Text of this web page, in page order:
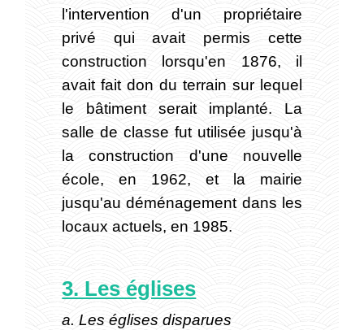
l'intervention d'un propriétaire
privé qui avait permis cette
construction lorsqu'en 1876, il
avait fait don du terrain sur lequel
le bâtiment serait implanté. La
salle de classe fut utilisée jusqu'à
la construction d'une nouvelle
école, en 1962, et la mairie
jusqu'au déménagement dans les
locaux actuels, en 1985.
3. Les églises
a. Les églises disparues